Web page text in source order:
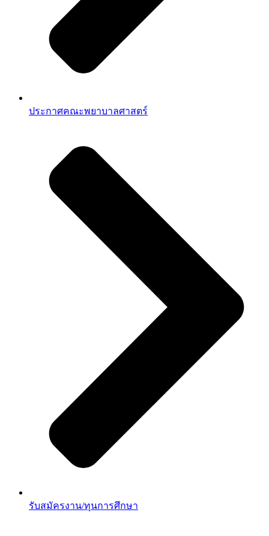
ประกาศคณะพยาบาลศาสตร์
รับสมัครงาน/ทุนการศึกษา